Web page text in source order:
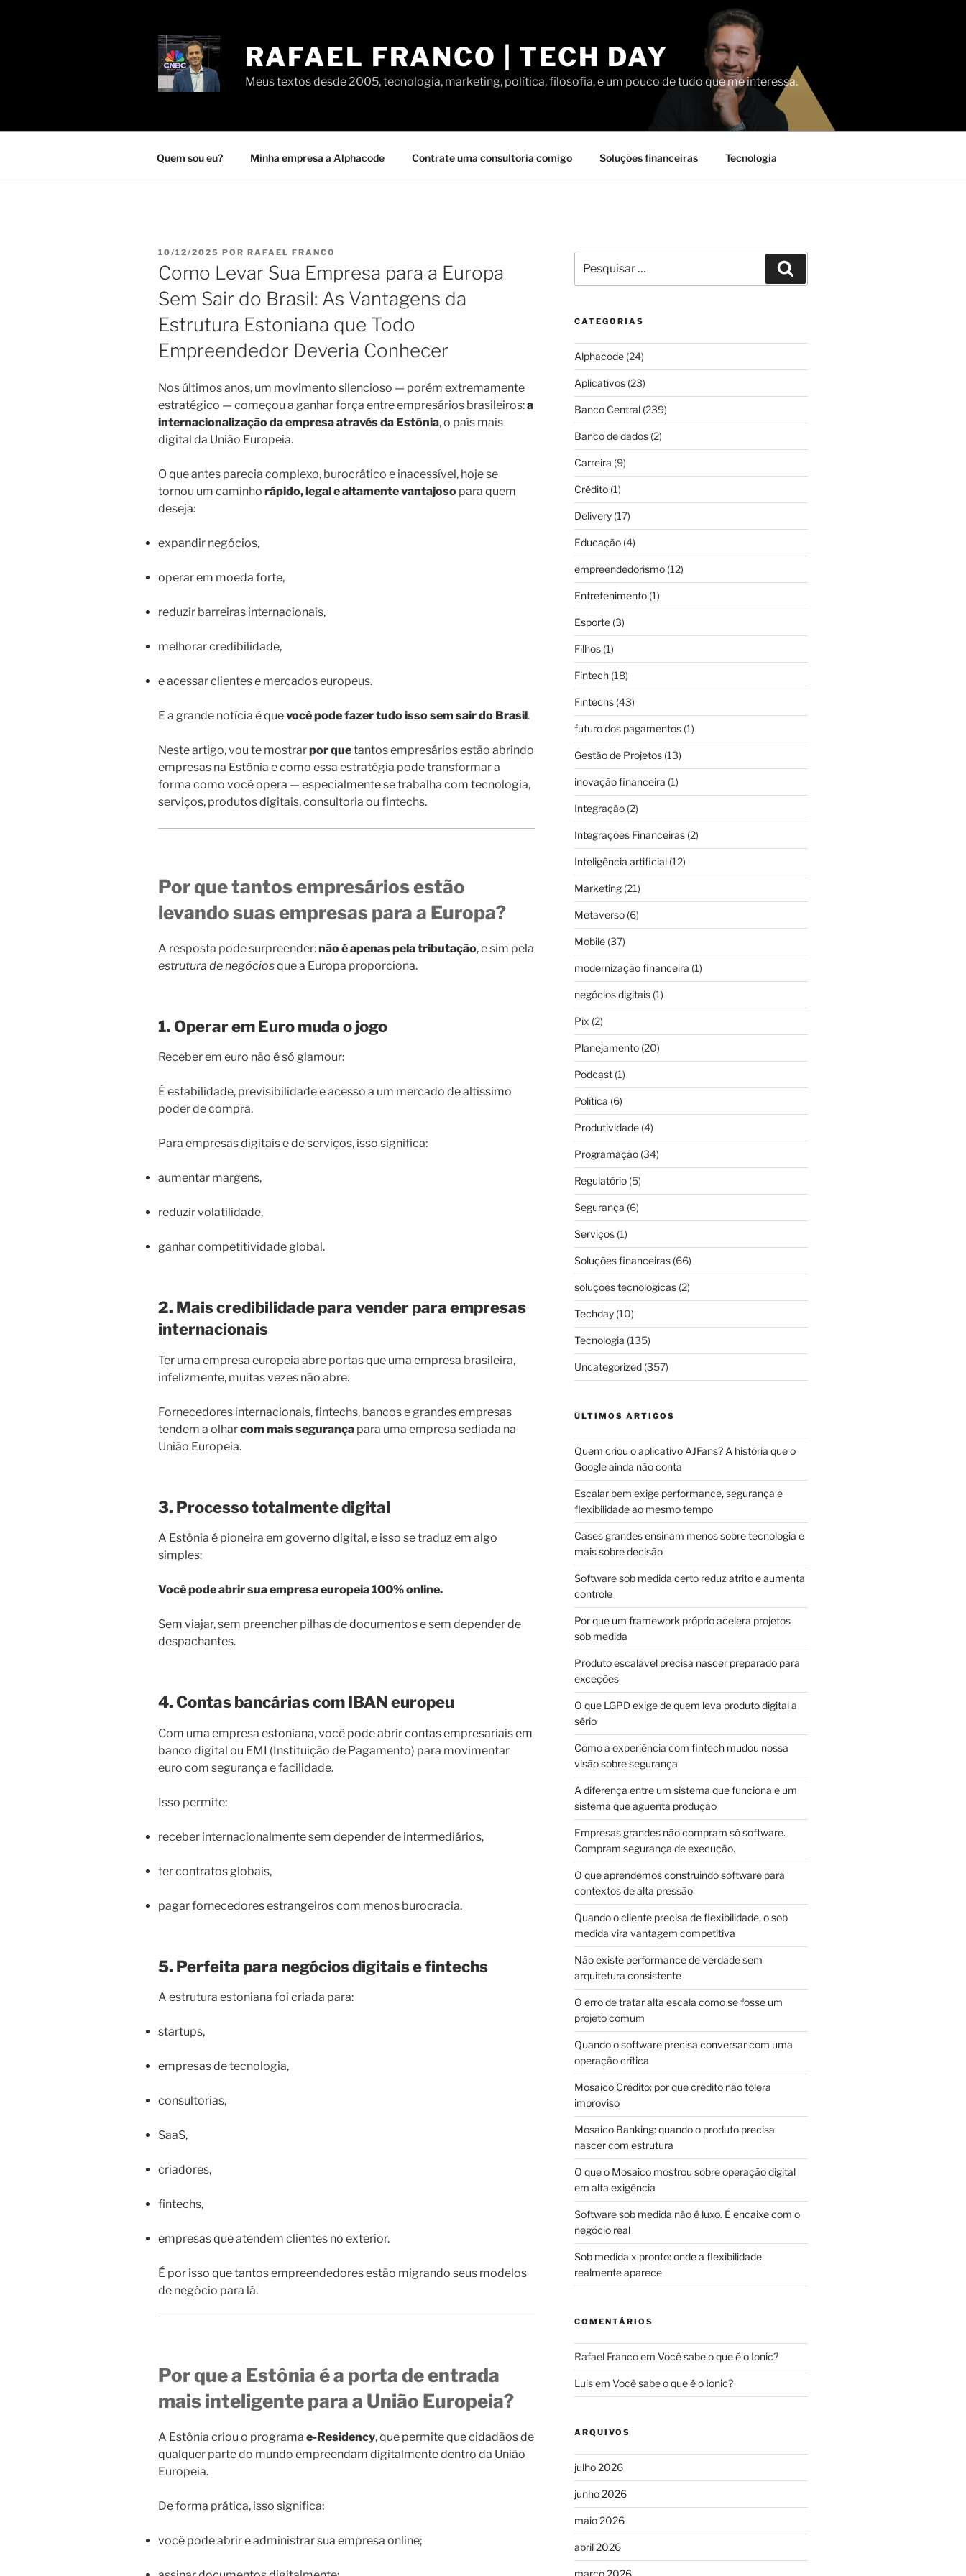
RAFAEL FRANCO | TECH DAY
Meus textos desde 2005, tecnologia, marketing, política, filosofia, e um pouco de tudo que me interessa.
Quem sou eu? Minha empresa a Alphacode Contrate uma consultoria comigo Soluções financeiras Tecnologia
PUBLICADO
EM
10/12/2025 POR RAFAEL FRANCO
Como Levar Sua Empresa para a Europa
Sem Sair do Brasil: As Vantagens da
Estrutura Estoniana que Todo
Empreendedor Deveria Conhecer
Nos últimos anos, um movimento silencioso — porém extremamente
estratégico — começou a ganhar força entre empresários brasileiros:a
internacionalização da empresa através da Estônia, o país mais
digital da União Europeia.
O que antes parecia complexo, burocrático e inacessível, hoje se
tornou um caminho rápido, legal e altamente vantajoso para quem
deseja:
expandir negócios,
operar em moeda forte,
reduzir barreiras internacionais,
melhorar credibilidade,
e acessar clientes e mercados europeus.
E a grande notícia é quevocê pode fazer tudo isso sem sair do Brasil.
Neste artigo, vou te mostrarpor quetantos empresários estão abrindo
empresas na Estônia e como essa estratégia pode transformar a
forma como você opera — especialmente se trabalha com tecnologia,
serviços, produtos digitais, consultoria ou fintechs.
Por que tantos empresários estão
levando suas empresas para a Europa?
A resposta pode surpreender:não é apenas pela tributação, e sim pela
estrutura de negóciosque a Europa proporciona.
1. Operar em Euro muda o jogo
Receber em euro não é só glamour:
É estabilidade, previsibilidade e acesso a um mercado de altíssimo
poder de compra.
Para empresas digitais e de serviços, isso significa:
aumentar margens,
reduzir volatilidade,
ganhar competitividade global.
2. Mais credibilidade para vender para empresas
internacionais
Ter uma empresa europeia abre portas que uma empresa brasileira,
infelizmente, muitas vezes não abre.
Fornecedores internacionais, fintechs, bancos e grandes empresas
tendem a olharcom mais segurança para uma empresa sediada na
União Europeia.
3. Processo totalmente digital
A Estônia é pioneira em governo digital, e isso se traduz em algo
simples:
Você pode abrir sua empresa europeia 100% online.
Sem viajar, sem preencher pilhas de documentos e sem depender de
despachantes.
4. Contas bancárias com IBAN europeu
Com uma empresa estoniana, você pode abrir contas empresariais em
banco digital ou EMI (Instituição de Pagamento) para movimentar
euro com segurança e facilidade.
Isso permite:
receber internacionalmente sem depender de intermediários,
ter contratos globais,
pagar fornecedores estrangeiros com menos burocracia.
5. Perfeita para negócios digitais e fintechs
A estrutura estoniana foi criada para:
startups,
empresas de tecnologia,
consultorias,
SaaS,
criadores,
fintechs,
empresas que atendem clientes no exterior.
É por isso que tantos empreendedores estão migrando seus modelos
de negócio para lá.
Por que a Estônia é a porta de entrada
mais inteligente para a União Europeia?
A Estônia criou o programa e-Residency, que permite que cidadãos de
qualquer parte do mundo empreendam digitalmente dentro da União
Europeia.
De forma prática, isso significa:
você pode abrir e administrar sua empresa online;
por:
CATEGORIAS
Alphacode(24)
Aplicativos(23)
Banco Central(239)
Banco de dados(2)
Carreira (9)
Crédito(1)
Delivery(17)
Educação(4)
empreendedorismo(12)
Entretenimento(1)
Esporte(3)
Filhos(1)
Fintech(18)
Fintechs(43)
futuro dos pagamentos(1)
Gestão de Projetos(13)
inovação financeira (1)
Integração(2)
Integrações Financeiras(2)
Inteligência artificial(12)
Marketing(21)
Metaverso(6)
Mobile(37)
modernização financeira (1)
negócios digitais(1)
Pix (2)
Planejamento(20)
Podcast(1)
Política (6)
Produtividade(4)
Programação(34)
Regulatório(5)
Segurança (6)
Serviços(1)
Soluções financeiras(66)
soluções tecnológicas(2)
Techday(10)
Tecnologia (135)
Uncategorized(357)
ÚLTIMOS ARTIGOS
Quem criou o aplicativo AJFans? A história que o
Google ainda não conta
Escalar bem exige performance, segurança e
flexibilidade ao mesmo tempo
Cases grandes ensinam menos sobre tecnologia e
mais sobre decisão
Software sob medida certo reduz atrito e aumenta
controle
Por que um framework próprio acelera projetos
sob medida
Produto escalável precisa nascer preparado para
exceções
O que LGPD exige de quem leva produto digital a
sério
Como a experiência com fintech mudou nossa
visão sobre segurança
A diferença entre um sistema que funciona e um
sistema que aguenta produção
Empresas grandes não compram só software.
Compram segurança de execução.
O que aprendemos construindo software para
contextos de alta pressão
Quando o cliente precisa de flexibilidade, o sob
medida vira vantagem competitiva
Não existe performance de verdade sem
arquitetura consistente
O erro de tratar alta escala como se fosse um
projeto comum
Quando o software precisa conversar com uma
operação crítica
Mosaico Crédito: por que crédito não tolera
improviso
Mosaico Banking: quando o produto precisa
nascer com estrutura
O que o Mosaico mostrou sobre operação digital
em alta exigência
Software sob medida não é luxo. É encaixe com o
negócio real
Sob medida x pronto: onde a flexibilidade
realmente aparece
COMENTÁRIOS
Rafael Francoem Você sabe o que é o Ionic?
Luisem Você sabe o que é o Ionic?
ARQUIVOS
julho 2026
junho 2026
maio 2026
abril 2026